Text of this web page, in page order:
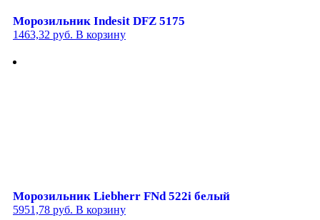
Морозильник Indesit DFZ 5175
1463,32 руб. В корзину
Морозильник Liebherr FNd 522i белый
5951,78 руб. В корзину